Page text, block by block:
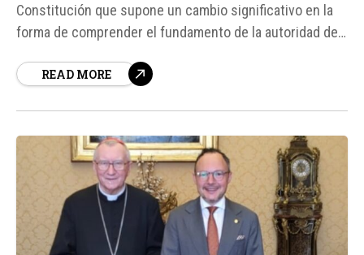
Constitución que supone un cambio significativo en la
forma de comprender el fundamento de la autoridad del
expertos, la nueva Ley Fundamental del Estado de la
READ MORE